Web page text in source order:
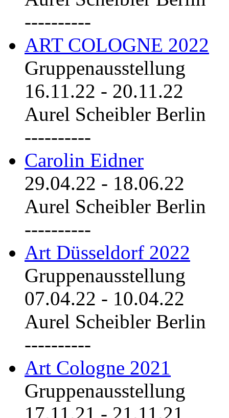
----------
ART COLOGNE 2022
Gruppenausstellung
16.11.22 - 20.11.22
Aurel Scheibler Berlin
----------
Carolin Eidner
29.04.22 - 18.06.22
Aurel Scheibler Berlin
----------
Art Düsseldorf 2022
Gruppenausstellung
07.04.22 - 10.04.22
Aurel Scheibler Berlin
----------
Art Cologne 2021
Gruppenausstellung
17.11.21 - 21.11.21